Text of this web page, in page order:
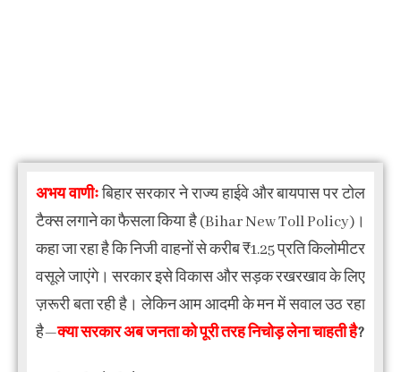
अभय वाणीःबिहार सरकार ने राज्य हाईवे और बायपास पर टोल
टैक्स लगाने का फैसला किया है (Bihar New Toll Policy)।
कहा जा रहा है कि निजी वाहनों से करीब ₹1.25 प्रति किलोमीटर
वसूले जाएंगे। सरकार इसे विकास और सड़क रखरखाव के लिए
ज़रूरी बता रही है। लेकिन आम आदमी के मन में सवाल उठ रहा
है—क्या सरकार अब जनता को पूरी तरह निचोड़ लेना चाहती है?